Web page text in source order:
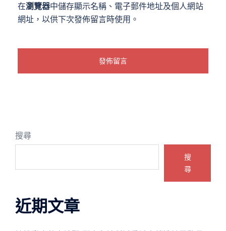
在瀏覽器中儲存顯示名稱、電子郵件地址及個人網站
網址，以供下次發佈留言時使用。
搜尋
搜
尋
近期文章